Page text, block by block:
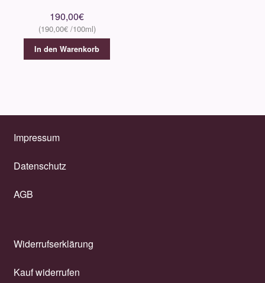
190,00€
190,00€
In den Warenkorb
Impressum
Datenschutz
AGB
Widerrufserklärung
Kauf widerrufen